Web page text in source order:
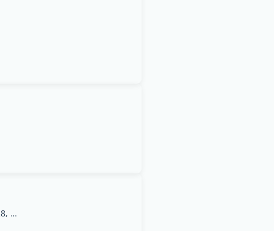
Office 1002, Orchid Business Center, Building 2795, Road 2835, Block 428, Seef District, Manama